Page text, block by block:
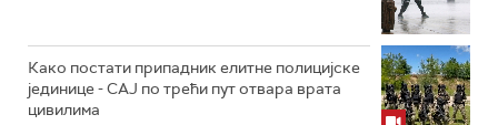
Како постати припадник елитне полицијске
јединице - СAJ по трећи пут отвара врата
цивилима